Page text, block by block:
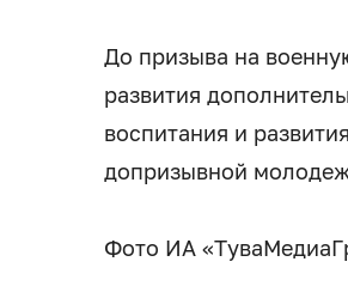
До призыва на
развития
воспитания и
допризывной
Фото ИА